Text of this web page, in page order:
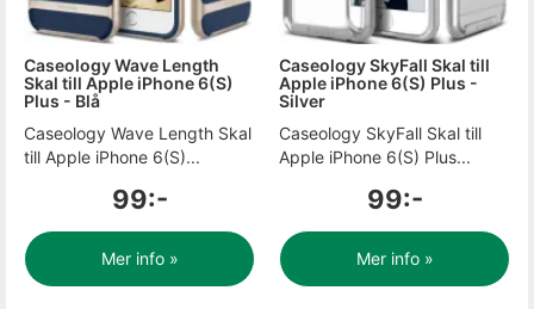
Caseology Wave Length
Skal till Apple iPhone 6(S)
Plus - Blå
Caseology Wave Length Skal
till Apple iPhone 6(S)...
99:-
Mer info »
Caseology SkyFall Skal till
Apple iPhone 6(S) Plus -
Silver
Caseology SkyFall Skal till
Apple iPhone 6(S) Plus...
99:-
Mer info »